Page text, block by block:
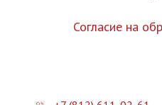
Согласие на